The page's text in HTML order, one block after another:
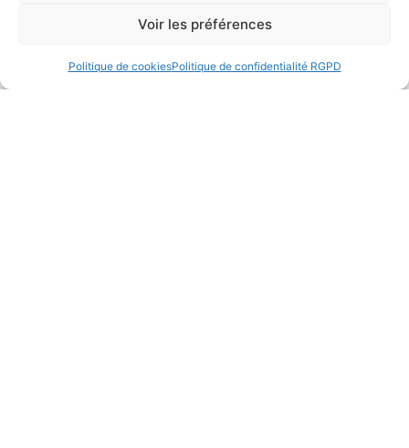
Voir les préférences
Politique de cookiesPolitique de confidentialité RGPD